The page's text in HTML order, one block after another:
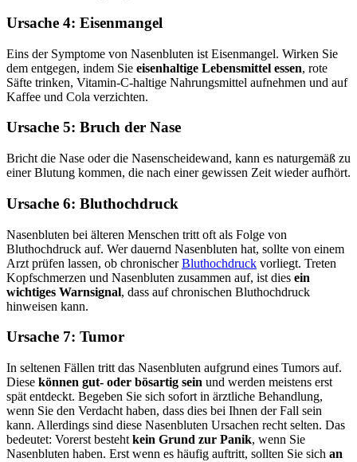
Ursache 4: Eisenmangel
Eins der Symptome von Nasenbluten ist Eisenmangel. Wirken Sie
dem entgegen, indem Sie eisenhaltige Lebensmittel essen, rote
Säfte trinken, Vitamin-C-haltige Nahrungsmittel aufnehmen und auf
Kaffee und Cola verzichten.
Ursache 5: Bruch der Nase
Bricht die Nase oder die Nasenscheidewand, kann es naturgemäß zu
einer Blutung kommen, die nach einer gewissen Zeit wieder aufhört.
Ursache 6: Bluthochdruck
Nasenbluten bei älteren Menschen tritt oft als Folge von
Bluthochdruck auf. Wer dauernd Nasenbluten hat, sollte von einem
Arzt prüfen lassen, ob chronischerBluthochdruck vorliegt. Treten
Kopfschmerzen und Nasenbluten zusammen auf, ist dies ein
wichtiges Warnsignal, dass auf chronischen Bluthochdruck
hinweisen kann.
Ursache 7: Tumor
In seltenen Fällen tritt das Nasenbluten aufgrund eines Tumors auf.
Diese können gut- oder bösartig sein und werden meistens erst
spät entdeckt. Begeben Sie sich sofort in ärztliche Behandlung,
wenn Sie den Verdacht haben, dass dies bei Ihnen der Fall sein
kann. Allerdings sind diese Nasenbluten Ursachen recht selten. Das
bedeutet: Vorerst besteht kein Grund zur Panik, wenn Sie
Nasenbluten haben. Erst wenn es häufig auftritt, sollten Sie sich an